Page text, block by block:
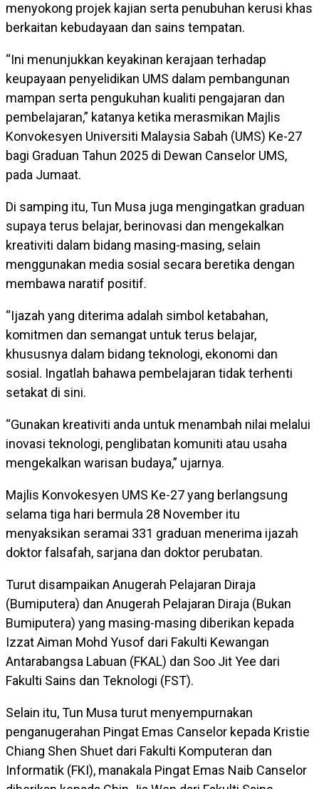
menyokong projek kajian serta penubuhan kerusi khas
berkaitan kebudayaan dan sains tempatan.
“Ini menunjukkan keyakinan kerajaan terhadap
keupayaan penyelidikan UMS dalam pembangunan
mampan serta pengukuhan kualiti pengajaran dan
pembelajaran,” katanya ketika merasmikan Majlis
Konvokesyen Universiti Malaysia Sabah (UMS) Ke-27
bagi Graduan Tahun 2025 di Dewan Canselor UMS,
pada Jumaat.
Di samping itu, Tun Musa juga mengingatkan graduan
supaya terus belajar, berinovasi dan mengekalkan
kreativiti dalam bidang masing-masing, selain
menggunakan media sosial secara beretika dengan
membawa naratif positif.
“Ijazah yang diterima adalah simbol ketabahan,
komitmen dan semangat untuk terus belajar,
khususnya dalam bidang teknologi, ekonomi dan
sosial. Ingatlah bahawa pembelajaran tidak terhenti
setakat di sini.
“Gunakan kreativiti anda untuk menambah nilai melalui
inovasi teknologi, penglibatan komuniti atau usaha
mengekalkan warisan budaya,” ujarnya.
Majlis Konvokesyen UMS Ke-27 yang berlangsung
selama tiga hari bermula 28 November itu
menyaksikan seramai 331 graduan menerima ijazah
doktor falsafah, sarjana dan doktor perubatan.
Turut disampaikan Anugerah Pelajaran Diraja
(Bumiputera) dan Anugerah Pelajaran Diraja (Bukan
Bumiputera) yang masing-masing diberikan kepada
Izzat Aiman Mohd Yusof dari Fakulti Kewangan
Antarabangsa Labuan (FKAL) dan Soo Jit Yee dari
Fakulti Sains dan Teknologi (FST).
Selain itu, Tun Musa turut menyempurnakan
penganugerahan Pingat Emas Canselor kepada Kristie
Chiang Shen Shuet dari Fakulti Komputeran dan
Informatik (FKI), manakala Pingat Emas Naib Canselor